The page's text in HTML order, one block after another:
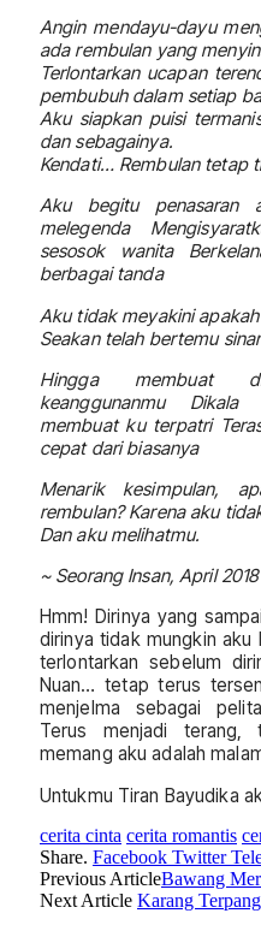
Angin mendayu-dayu
ada rembulan yang
Terlontarkan ucapan
pembubuh dalam setiap
Aku siapkan puisi
dan sebagainya.
Kendati… Rembulan tetap
Aku begitu penasaran
melegenda
sesosok wanita
berbagai tanda
Aku tidak meyakini
Seakan telah bertemu
Hingga membuat
keanggunanmu
membuat ku terpatri
cepat dari biasanya
Menarik kesimpulan,
rembulan? Karena aku
Dan aku melihatmu.
~ Seorang Insan, April 2018
Hmm! Dirinya yang
dirinya tidak mungkin aku
terlontarkan sebelum
Nuan… tetap terus
menjelma sebagai
Terus menjadi terang,
memang aku adalah
Untukmu Tiran Bayudika
cerita cinta cerita romantis
Share. Facebook Twitter
Previous ArticleBawang
Next Article Karang